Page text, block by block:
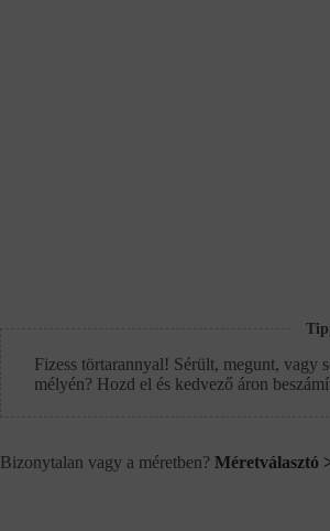
Fizess törtarannyal! Sérült, megunt, vagy
mélyén? Hozd el és kedvező áron
Bizonytalan vagy a méretben? Méretválasztó